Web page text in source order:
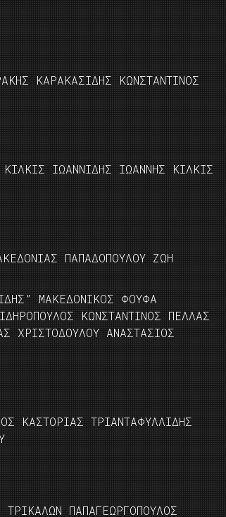
ΚΑΡΑΚΑΣΙΔΗΣ ΚΩΝΣΤΑΝΤΙΝΟΣ
ΙΩΑΝΝΙΔΗΣ ΙΩΑΝΝΗΣ ΚΙΛΚΙΣ
ΠΑΠΑΔΟΠΟΥΛΟΥ ΖΩΗ
ΜΑΚΕΔΟΝΙΚΟΣ ΦΟΥΦΑ
ΚΩΝΣΤΑΝΤΙΝΟΣ ΠΕΛΛΑΣ
ΧΡΙΣΤΟΔΟΥΛΟΥ ΑΝΑΣΤΑΣΙΟΣ
ΚΑΣΤΟΡΙΑΣ ΤΡΙΑΝΤΑΦΥΛΛΙΔΗΣ
ΠΑΠΑΓΕΩΡΓΟΠΟΥΛΟΣ